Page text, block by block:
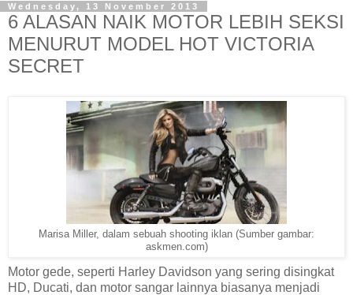
Wednesday, 13 November 2013
6 ALASAN NAIK MOTOR LEBIH SEKSI
MENURUT MODEL HOT VICTORIA
SECRET
Marisa Miller, dalam sebuah shooting iklan (Sumber gambar:
askmen.com)
Motor gede, seperti Harley Davidson yang sering disingkat
HD, Ducati, dan motor sangar lainnya biasanya menjadi